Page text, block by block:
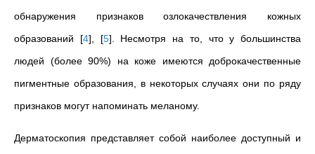
обнаружения признаков озлокачествления кожных
образований [4] [5] . Несмотря на то, что у большинства
людей (более 90%) на коже имеются доброкачественные
пигментные образования, в некоторых случаях они по ряду
признаков могут напоминать меланому.
Дерматоскопия представляет собой наиболее доступный и